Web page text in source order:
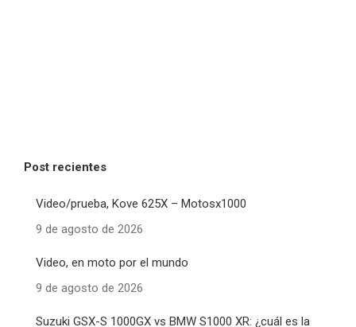
Post recientes
Video/prueba, Kove 625X – Motosx1000
9 de agosto de 2026
Video, en moto por el mundo
9 de agosto de 2026
Suzuki GSX-S 1000GX vs BMW S1000 XR: ¿cuál es la